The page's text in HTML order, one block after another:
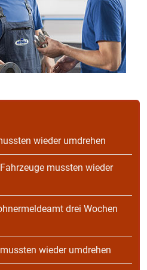
wieder umdrehen
mussten wieder
drei Wochen
wieder umdrehen